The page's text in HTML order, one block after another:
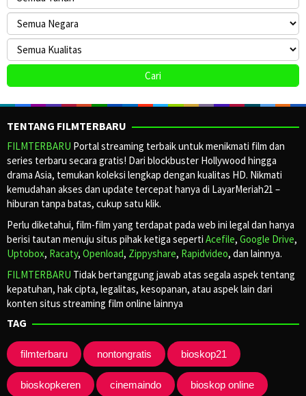
TENTANG FILMTERBARU
FILMTERBARU Portal streaming terbaik untuk menikmati film dan
series terbaru secara gratis! Dari blockbuster Hollywood hingga
drama Asia, temukan koleksi lengkap dengan kualitas HD. Nikmati
kemudahan akses dan update tercepat hanya di LayarMeriah21 –
hiburan tanpa batas, cukup satu klik.
Perlu diketahui, film-film yang terdapat pada web ini legal dan hanya
berisi tautan menuju situs pihak ketiga seperti Acefile, Google Drive,
Uptobox, Racaty, Openload, Zippyshare, Rapidvideo, dan lainnya.
FILMTERBARU Tidak bertanggung jawab atas segala aspek tentang
kepatuhan, hak cipta, legalitas, kesopanan, atau aspek lain dari
konten situs streaming film online lainnya
TAG
filmterbaru nontongratis bioskop21
bioskopkeren cinemaindo bioskop online